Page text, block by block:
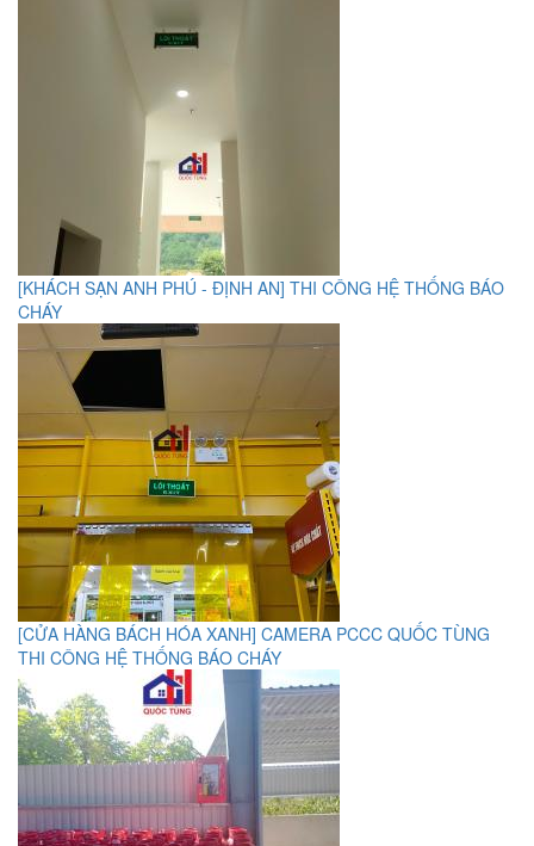
[KHÁCH SẠN ANH PHÚ - ĐỊNH AN] THI CÔNG HỆ THỐNG BÁO
CHÁY
[CỬA HÀNG BÁCH HÓA XANH] CAMERA PCCC QUỐC TÙNG
THI CÔNG HỆ THỐNG BÁO CHÁY